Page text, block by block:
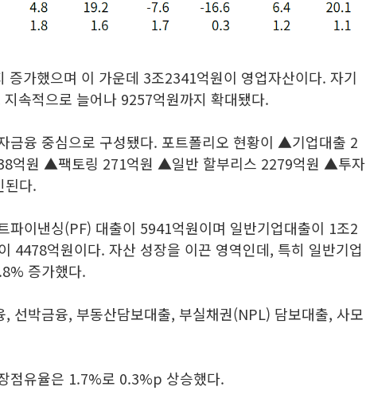
증가했으며 이 가운데 3조2341억원이 영업자산이다. 자기
속적으로 늘어나 9257억원까지 확대됐다.
금융 중심으로 구성됐다. 포트폴리오 현황이 ▲기업대출 2
억원 ▲팩토링 271억원 ▲일반 할부리스 2279억원 ▲투자
된다.
파이낸싱(PF) 대출이 5941억원이며 일반기업대출이 1조2
4478억원이다. 자산 성장을 이끈 영역인데, 특히 일반기업
증가했다.
, 선박금융, 부동산담보대출, 부실채권(NPL) 담보대출, 사모
점유율은 1.7%로 0.3%p 상승했다.